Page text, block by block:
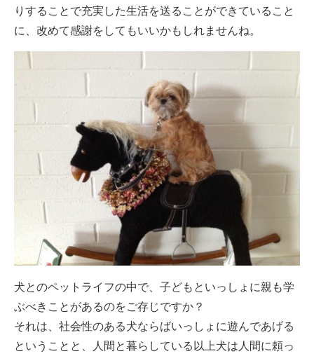
りすることで充実した生活を送ることができていること
に、改めて感謝をしてもいいかもしれませんね。
犬とのペットライフの中で、子どもといっしょに親も学
ぶべきことがあるのをご存じですか？
それは、社会性のある犬ならばいっしょに遊んであげる
ということと、人間と暮らしている以上犬は人間に頼っ